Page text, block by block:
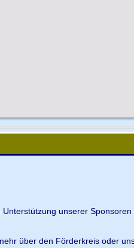
unserer
über den Förderkreis oder